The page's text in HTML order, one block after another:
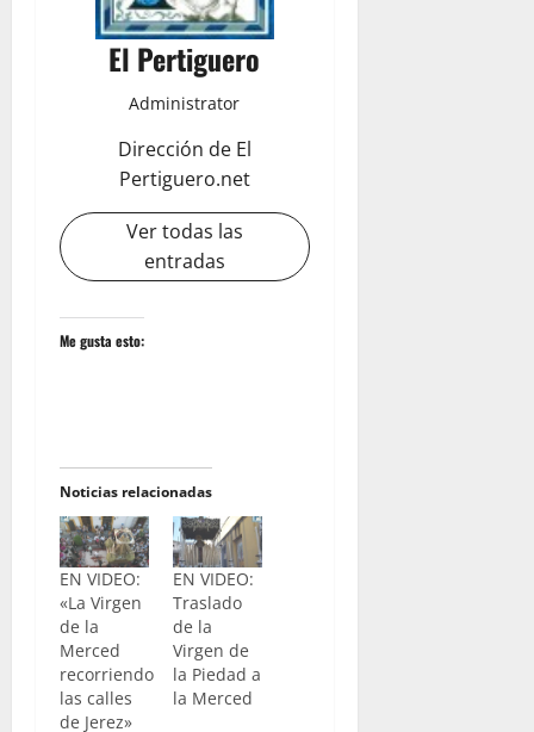
El Pertiguero
Administrator
Dirección de El
Pertiguero.net
Ver todas las
entradas
Me gusta esto:
Noticias relacionadas
EN VIDEO:
«La Virgen
de la
Merced
recorriendo
las calles
de Jerez»
EN VIDEO:
Traslado
de la
Virgen de
la Piedad a
la Merced